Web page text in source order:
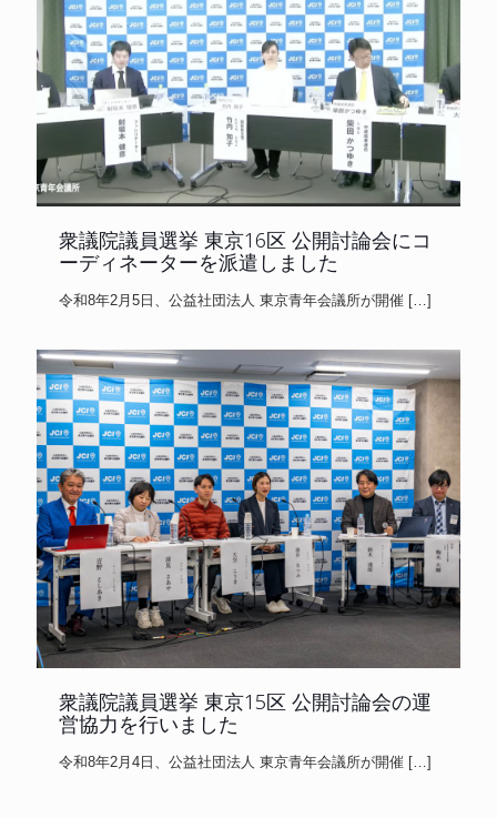
衆議院議員選挙 東京16区 公開討論会にコ
ーディネーターを派遣しました
令和8年2月5日、公益社団法人 東京青年会議所が開催 […]
衆議院議員選挙 東京15区 公開討論会の運
営協力を行いました
令和8年2月4日、公益社団法人 東京青年会議所が開催 […]